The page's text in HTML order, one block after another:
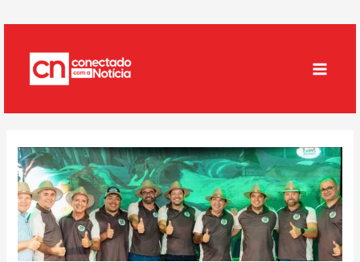
conteúdo